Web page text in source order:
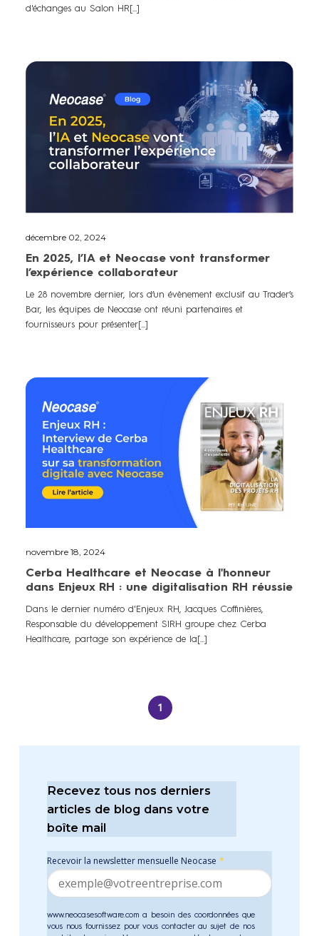
d'échanges au Salon HR[...]
décembre 02, 2024
En 2025, l’IA et Neocase vont transformer
l’expérience collaborateur
Le 28 novembre dernier, lors d’un évènement exclusif au Trader’s
Bar, les équipes de Neocase ont réuni partenaires et
fournisseurs pour présenter[...]
novembre 18, 2024
Cerba Healthcare et Neocase à l'honneur
dans Enjeux RH : une digitalisation RH réussie
Dans le dernier numéro d'Enjeux RH, Jacques Coffinières,
Responsable du développement SIRH groupe chez Cerba
Healthcare, partage son expérience de la[...]
1
Recevez tous nos derniers
articles de blog dans votre
boîte mail
Recevoir la newsletter mensuelle Neocase *
www.neocasesoftware.com a besoin des coordonnées que
vous nous fournissez pour vous contacter au sujet de nos